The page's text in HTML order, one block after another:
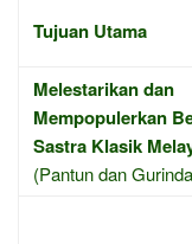
Tujuan Utama
Melestarikan dan
Mempopulerkan
Sastra Klasik
(Pantun dan